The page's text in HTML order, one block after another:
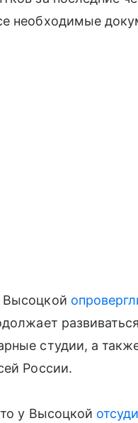
необходимые
Высоцкой
студии, а
России.
у Высоцкой